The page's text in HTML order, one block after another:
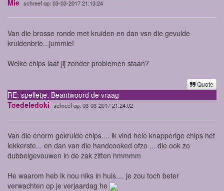
Mie schreef op: 03-03-2017 21:13:24
Van die brosse ronde met kruiden en dan vsn die gevulde
kruidenbrie...jummie!
Welke chips laat jij zonder problemen staan?
Quote
RE: spelletje: Beantwoord de vraag
Toedeledoki schreef op: 03-03-2017 21:24:02
Van die enorm gekruide chips.... ik vind hele knapperige chips het
lekkerste... en dan van die handcooked ofzo ... die ook zo
dubbelgevouwen in de zak zitten hmmmm
He waarom heb ik nou niks in huis.... je zou toch beter
verwachten op je verjaardag he